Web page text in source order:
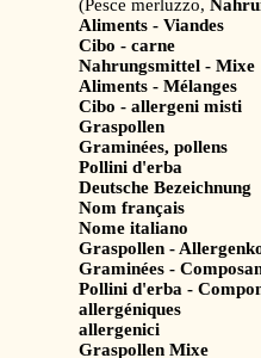
(Pesce merluzzo,
Aliments - Viandes
Cibo - carne
Nahrungsmittel - Mixe
Aliments - Mélanges
Cibo - allergeni misti
Graspollen
Graminées, pollens
Pollini d'erba
Deutsche Bezeichnung
Nom français
Nome italiano
Graspollen -
Graminées -
Pollini d'erba -
allergéniques
allergenici
Graspollen Mixe